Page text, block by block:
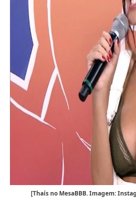
[Thaís no MesaBBB. Imagem: